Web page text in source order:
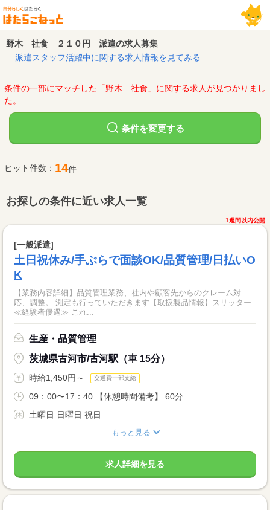
野木 社食 ２１０円 派遣の求人募集
派遣スタッフ活躍中に関する求人情報を見てみる
条件の一部にマッチした「野木 社食」に関する求人が見つかりまし
た。
条件を変更する
ヒット件数： 14件
お探しの条件に近い求人一覧
1週間以内公開
[一般派遣]
土日祝休み/手ぶらで面談OK/品質管理/日払いO
K
【業務内容詳細】品質管理業務、社内や顧客先からのクレーム対
応、調整。 測定も行っていただきます【取扱製品情報】スリッター
≪経験者優遇≫ これ...
生産・品質管理
茨城県古河市/古河駅（車 15分）
時給1,450円～ 交通費一部支給
09：00〜17：40 【休憩時間備考】 60分 ...
土曜日 日曜日 祝日
もっと見る
求人詳細を見る